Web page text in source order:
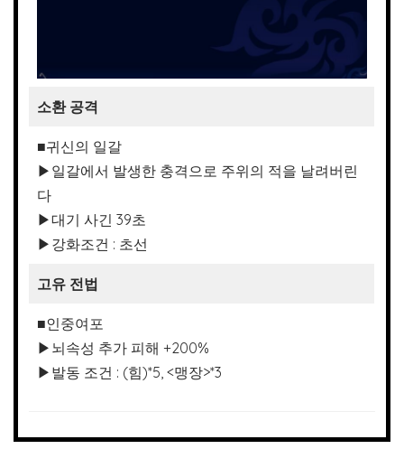
소환 공격
■귀신의 일갈
▶일갈에서 발생한 충격으로 주위의 적을 날려버린
다
▶대기 사긴 39초
▶강화조건 : 초선
고유 전법
■인중여포
▶뇌속성 추가 피해 +200%
▶발동 조건 : (힘)*5, <맹장>*3